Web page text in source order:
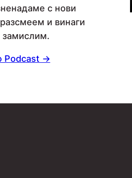
с нови
и винаги
замислим.
Podcast →